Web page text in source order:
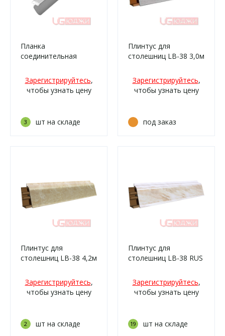
Планка
соединительная
матовая
Зарегистрируйтесь,
чтобы узнать цену
3 шт на складе
Плинтус для
столешниц LB-38 3,0м
белый (400к,
206к/210)
Зарегистрируйтесь,
чтобы узнать цену
под заказ
Плинтус для
столешниц LB-38 4,2м
4026м, 4026г/332)
Зарегистрируйтесь,
чтобы узнать цену
2 шт на складе
Плинтус для
столешниц LB-38 RUS
бежевый светлый
(100м, 100г, 711г/332)
Зарегистрируйтесь,
чтобы узнать цену
19 шт на складе